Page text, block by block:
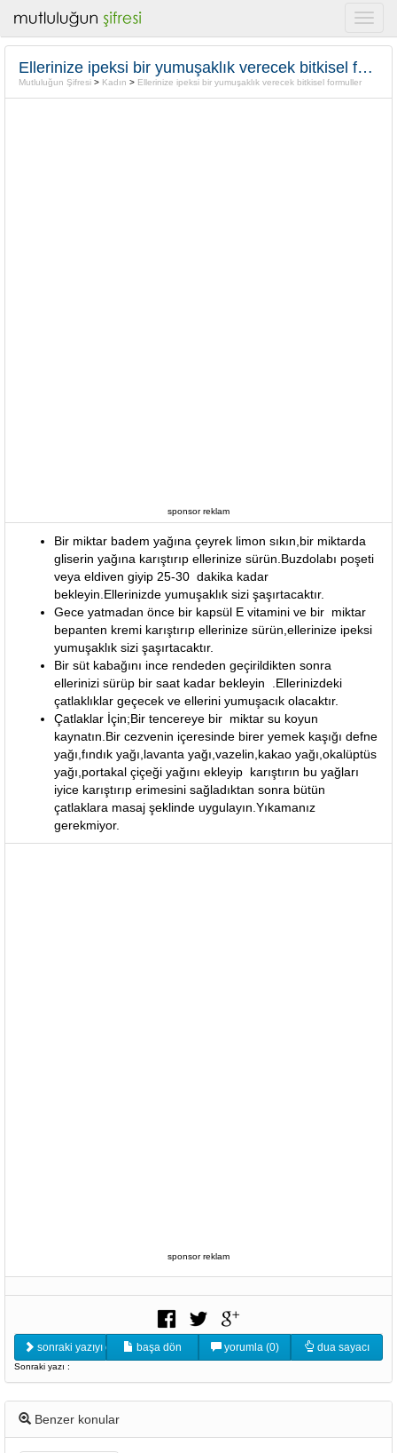
Ellerinize ipeksi bir yumuşaklık verecek bitkisel formuller
Mutluluğun Şifresi > Kadın > Ellerinize ipeksi bir yumuşaklık verecek bitkisel formuller
sponsor reklam
Bir miktar badem yağına çeyrek limon sıkın,bir miktarda
gliserin yağına karıştırıp ellerinize sürün.Buzdolabı poşeti
veya eldiven giyip 25-30 dakika kadar
bekleyin.Ellerinizde yumuşaklık sizi şaşırtacaktır.
Gece yatmadan önce bir kapsül E vitamini ve bir miktar
bepanten kremi karıştırıp ellerinize sürün,ellerinize ipeksi
yumuşaklık sizi şaşırtacaktır.
Bir süt kabağını ince rendeden geçirildikten sonra
ellerinizi sürüp bir saat kadar bekleyin .Ellerinizdeki
çatlaklıklar geçecek ve ellerini yumuşacık olacaktır.
Çatlaklar İçin;Bir tencereye bir miktar su koyun
kaynatın.Bir cezvenin içeresinde birer yemek kaşığı defne
yağı,fındık yağı,lavanta yağı,vazelin,kakao yağı,okalüptüs
yağı,portakal çiçeği yağını ekleyip karıştırın bu yağları
iyice karıştırıp erimesini sağladıktan sonra bütün
çatlaklara masaj şeklinde uygulayın.Yıkamanız
gerekmiyor.
sponsor reklam
sonraki yazıyı oku başa dön yorumla (0) dua sayacı
Sonraki yazı :
Benzer konular